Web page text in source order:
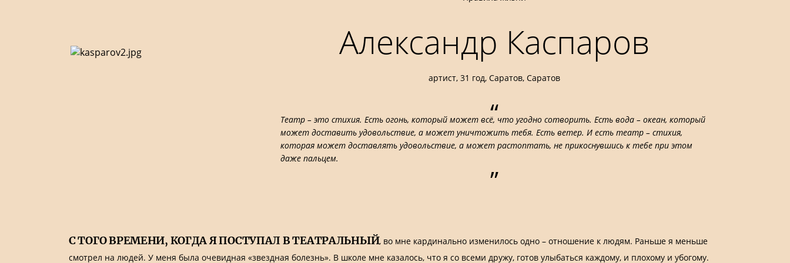
Александр Каспаров
артист, 31 год, Саратов, Саратов
“
Театр – это стихия. Есть огонь, который может всё, что угодно сотворить. Есть вода – океан, который
может доставить удовольствие, а может уничтожить тебя. Есть ветер. И есть театр – стихия,
которая может доставлять удовольствие, а может растоптать, не прикоснувшись к тебе при этом
даже пальцем.
”
С ТОГО ВРЕМЕНИ, КОГДА Я ПОСТУПАЛ В ТЕАТРАЛЬНЫЙ, во мне кардинально изменилось одно – отношение к людям. Раньше я меньше
смотрел на людей. У меня была очевидная «звездная болезнь». В школе мне казалось, что я со всеми дружу, готов улыбаться каждому, и плохому и убогому.